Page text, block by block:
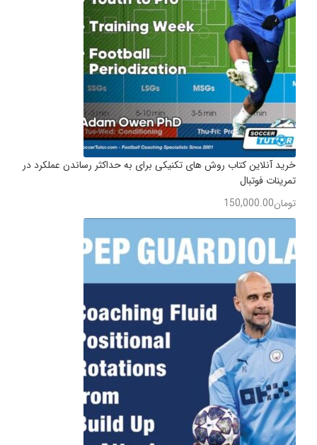
خرید آنلاین کتاب روش های تکنیکی برای به حداکثر رساندن عملکرد در
تمرینات فوتبال
تومان150,000.00